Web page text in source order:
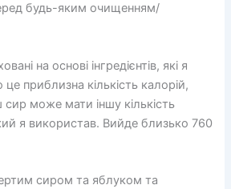
будь-яким очищенням/
на основі інгредієнтів, які я
приблизна кількість калорій,
може мати іншу кількість
я використав. Вийде близько 760
сиром та яблуком та